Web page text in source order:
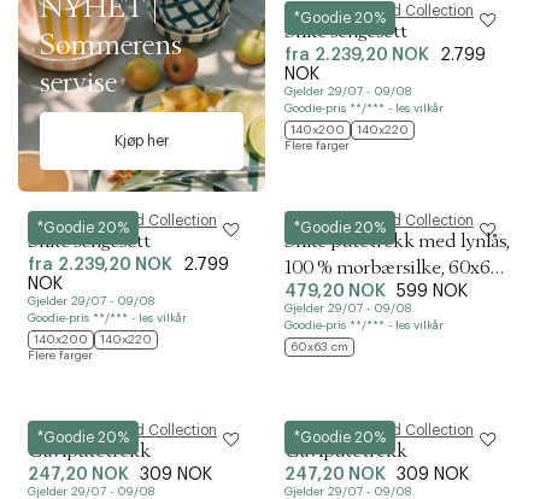
*Goodie 20%
Magasin du Nord Collection
Silke sengesett
fra 2.239,20 NOK
2.799
NOK
Gjelder 29/07 - 09/08
Goodie-pris **/*** - les vilkår
140x200
140x220
Flere farger
*Goodie 20%
Magasin du Nord Collection
Silke sengesett
fra 2.239,20 NOK
2.799
NOK
Gjelder 29/07 - 09/08
Goodie-pris **/*** - les vilkår
140x200
140x220
Flere farger
*Goodie 20%
Magasin du Nord Collection
Silke putetrekk med lynlås,
100 % morbærsilke, 60x63
cm, hvit
479,20 NOK 599 NOK
Gjelder 29/07 - 09/08
Goodie-pris **/*** - les vilkår
60x63 cm
*Goodie 20%
Magasin du Nord Collection
Gavlputetrekk
247,20 NOK 309 NOK
Gjelder 29/07 - 09/08
*Goodie 20%
Magasin du Nord Collection
Gavlputetrekk
247,20 NOK 309 NOK
Gjelder 29/07 - 09/08
NYHET |
Sommerens
servise
Kjøp her